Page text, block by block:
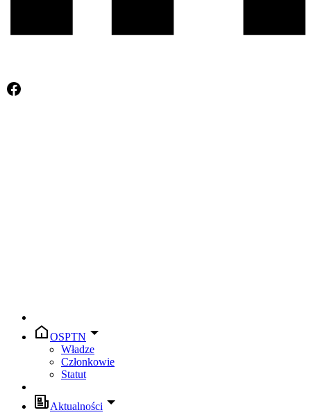
OSPTN
Władze
Członkowie
Statut
Aktualności